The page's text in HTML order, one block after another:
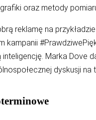
oraz metody
kampanii
inteligencję. Marka Dove
dyskusji na